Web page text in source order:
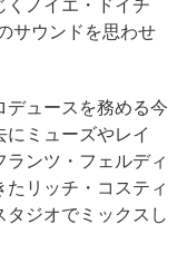
サウンドを思わせ
デュースを務める今
ミューズやレイ
ンツ・フェルディ
リッチ・コスティ
ジオでミックスし